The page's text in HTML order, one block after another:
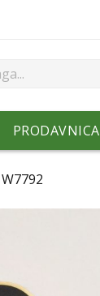
PRODAVNICA